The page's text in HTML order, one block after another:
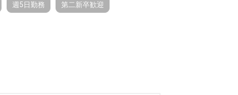
週5日勤務 第二新卒歓迎